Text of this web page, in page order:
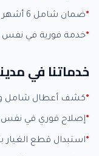
ضمان شامل 6 أشهر
خدمة فورية في نفس
خدماتنا في
كشف أعطال شامل
إصلاح فوري في نفس
استبدال قطع الغيار